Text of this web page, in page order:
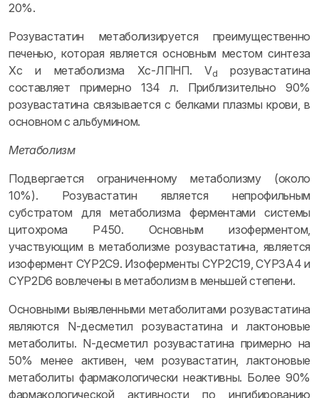
20%.
Розувастатин метаболизируется преимущественно
печенью, которая является основным местом синтеза
Хс и метаболизма Хс-ЛПНП. Vd
розувастатина
составляет примерно 134 л. Приблизительно 90%
розувастатина связывается с белками плазмы крови, в
основном с альбумином.
Метаболизм
Подвергается ограниченному метаболизму (около
10%). Розувастатин является непрофильным
субстратом для метаболизма ферментами системы
цитохрома Р450. Основным изоферментом,
участвующим в метаболизме розувастатина, является
изофермент CYP2C9. Изоферменты CYP2С19, CYP3А4 и
CYP2D6 вовлечены в метаболизм в меньшей степени.
Основными выявленными метаболитами розувастатина
являются N-десметил розувастатина и лактоновые
метаболиты. N-десметил розувастатина примерно на
50% менее активен, чем розувастатин, лактоновые
метаболиты фармакологически неактивны. Более 90%
фармакологической активности по ингибированию